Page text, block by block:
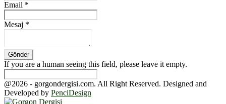
Email *
Mesaj *
If you are a human seeing this field, please leave it empty.
@2026 - gorgondergisi.com. All Right Reserved. Designed and
Developed by PenciDesign